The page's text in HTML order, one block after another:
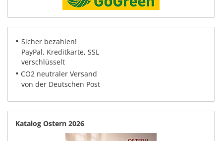
• Sicher bezahlen!
PayPal, Kreditkarte, SSL
verschlüsselt
• CO2 neutraler Versand
von der Deutschen Post
Katalog Ostern 2026